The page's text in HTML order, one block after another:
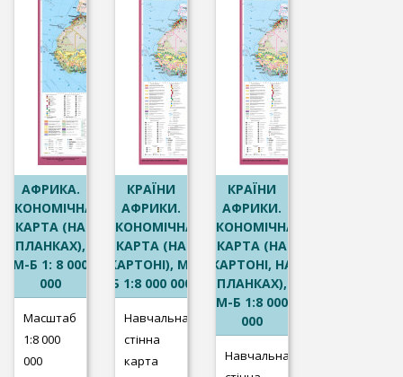
АФРИКА.
ЕКОНОМІЧНА
КАРТА (НА
ПЛАНКАХ),
М-Б 1: 8 000
000
Масштаб
1:8 000
000
КРАЇНИ
АФРИКИ.
ЕКОНОМІЧНА
КАРТА (НА
КАРТОНІ), М-
Б 1:8 000 000
Навчальна
стінна
карта
КРАЇНИ
АФРИКИ.
ЕКОНОМІЧНА
КАРТА (НА
КАРТОНІ, НА
ПЛАНКАХ),
М-Б 1:8 000
000
Навчальна